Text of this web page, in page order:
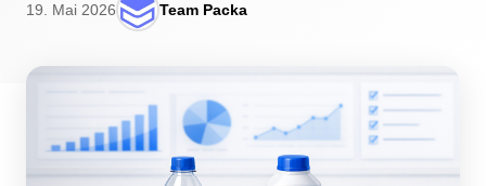
19. Mai 2026 Team Packa